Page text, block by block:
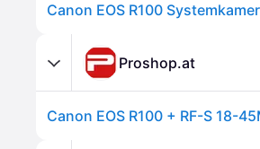
Proshop.at
Canon EOS R100 + RF-S 18-